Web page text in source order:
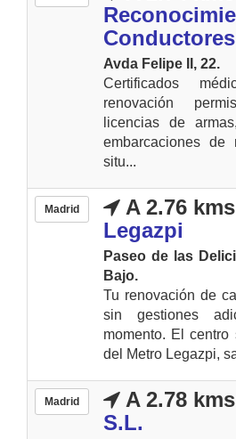
Avda Felipe II, 22.
Certificados
renovación
licencias de
embarcaciones de
situ...
Madrid A 2.76 kms
Legazpi
Paseo de las
Bajo.
Tu renovación de
sin gestiones
momento. El centro
del Metro Legazpi,
Madrid A 2.78 kms
S.L.